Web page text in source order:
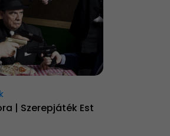
| Szerepjáték Est